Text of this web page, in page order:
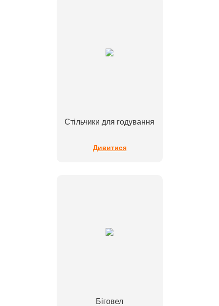
Стільчики для годування
Дивитися
Біговел